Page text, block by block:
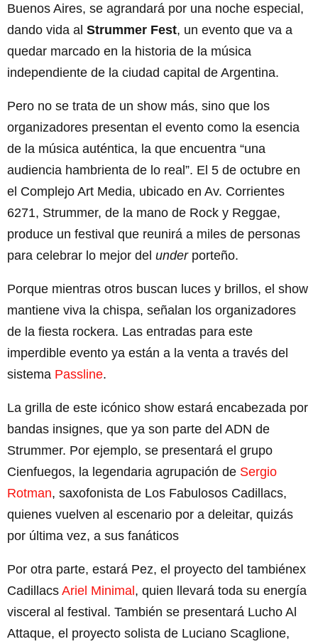
Buenos Aires, se agrandará por una noche especial,
dando vida al Strummer Fest, un evento que va a
quedar marcado en la historia de la música
independiente de la ciudad capital de Argentina.
Pero no se trata de un show más, sino que los
organizadores presentan el evento como la esencia
de la música auténtica, la que encuentra “una
audiencia hambrienta de lo real”. El 5 de octubre en
el Complejo Art Media, ubicado en Av. Corrientes
6271, Strummer, de la mano de Rock y Reggae,
produce un festival que reunirá a miles de personas
para celebrar lo mejor del underporteño.
Porque mientras otros buscan luces y brillos, el show
mantiene viva la chispa, señalan los organizadores
de la fiesta rockera. Las entradas para este
imperdible evento ya están a la venta a través del
sistema Passline.
La grilla de este icónico show estará encabezada por
bandas insignes, que ya son parte del ADN de
Strummer. Por ejemplo, se presentará el grupo
Cienfuegos, la legendaria agrupación de Sergio
Rotman, saxofonista de Los Fabulosos Cadillacs,
quienes vuelven al escenario por a deleitar, quizás
por última vez, a sus fanáticos
Por otra parte, estará Pez, el proyecto del tambiénex
Cadillacs Ariel Minimal, quien llevará toda su energía
visceral al festival. También se presentará Lucho Al
Attaque, el proyecto solista de Luciano Scaglione,